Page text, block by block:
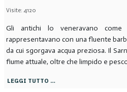
Visite: 4120
Gli antichi lo veneravano
rappresentavano con una fluente
da cui sgorgava acqua preziosa. Il
fiume attuale, oltre che limpido e
LEGGI TUTTO …